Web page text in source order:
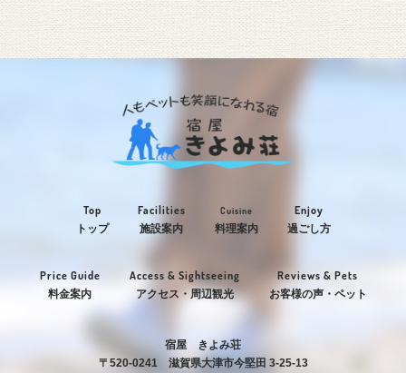
Top
トップ
Facilities
施設案内
Cuisine
料理案内
Enjoy
過ごし方
Price Guide
料金案内
Access & Sightseeing
アクセス・周辺観光
Reviews & Pets
お客様の声・ペット
宿屋 きよみ荘
〒520-0241 滋賀県大津市今堅田 3-25-13